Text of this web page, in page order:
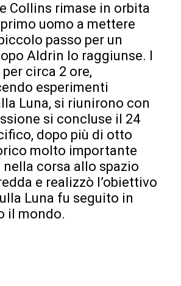
Collins rimase in orbita
uomo a mettere
passo per un
Aldrin lo raggiunse. I
circa 2 ore,
esperimenti
Luna, si riunirono con
si concluse il 24
dopo più di otto
molto importante
corsa allo spazio
e realizzò l’obiettivo
Luna fu seguito in
il mondo.